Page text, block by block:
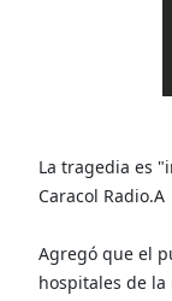
La tragedia es
Caracol Radio.A
Agregó que el
hospitales de